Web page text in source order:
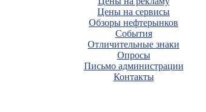
Цены на сервисы
Обзоры нефтерынков
События
Отличительные знаки
Опросы
Письмо администрации
Контакты